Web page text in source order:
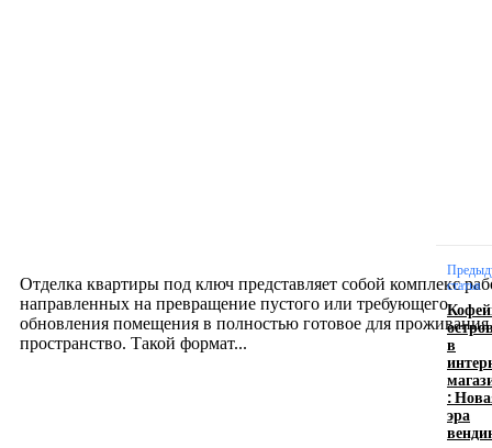
Отделка квартиры под ключ представляет собой комплекс
направленных на превращение пустого или требующего
обновления помещения в полностью готовое для проживания
пространство. Такой формат...
логотипом: эффективный инструмент бренда
статья
в
:
эра